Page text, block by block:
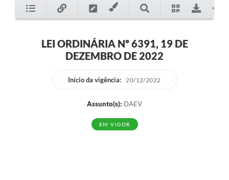
Programa Famílias Fortes
Contratação de estagiário - estudante de Direito -
LEI ORDINÁRIA Nº 6391, 19 DE
DEZEMBRO DE 2022
Início da vigência: 20/12/2022
Assunto(s): DAEV
EM VIGOR